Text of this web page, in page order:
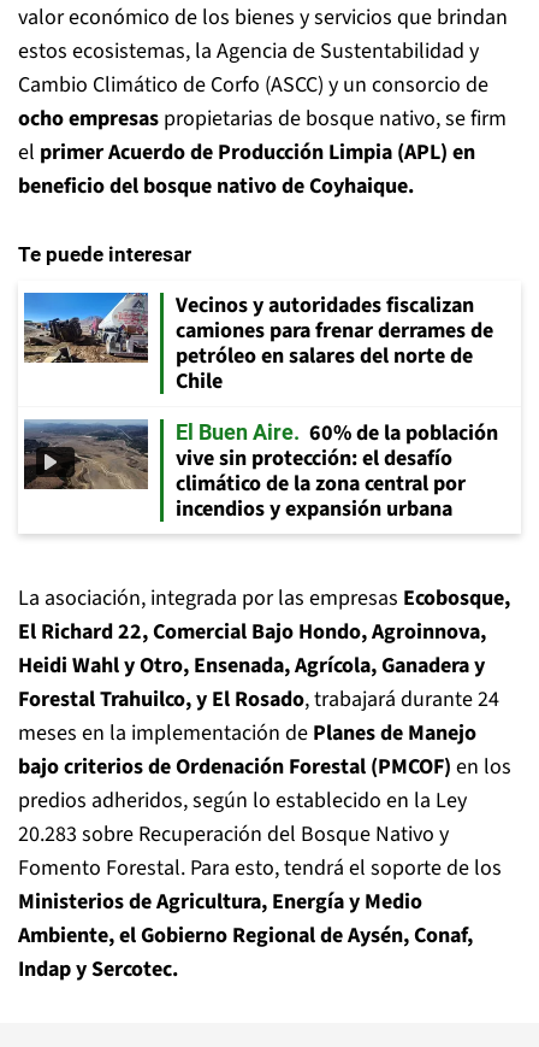
valor económico de los bienes y servicios que brindan
estos ecosistemas, la Agencia de Sustentabilidad y
Cambio Climático de Corfo (ASCC) y un consorcio de
ocho empresas propietarias de bosque nativo, se firm
el primer Acuerdo de Producción Limpia (APL) en
beneficio del bosque nativo de Coyhaique.
Te puede interesar
Vecinos y autoridades fiscalizan
camiones para frenar derrames de
petróleo en salares del norte de
Chile
El Buen Aire
60% de la población
vive sin protección: el desafío
climático de la zona central por
incendios y expansión urbana
La asociación, integrada por las empresas Ecobosque,
El Richard 22, Comercial Bajo Hondo, Agroinnova,
Heidi Wahl y Otro, Ensenada, Agrícola, Ganadera y
Forestal Trahuilco, y El Rosado, trabajará durante 24
meses en la implementación de Planes de Manejo
bajo criterios de Ordenación Forestal (PMCOF) en los
predios adheridos, según lo establecido en la Ley
20.283 sobre Recuperación del Bosque Nativo y
Fomento Forestal. Para esto, tendrá el soporte de los
Ministerios de Agricultura, Energía y Medio
Ambiente, el Gobierno Regional de Aysén, Conaf,
Indap y Sercotec.